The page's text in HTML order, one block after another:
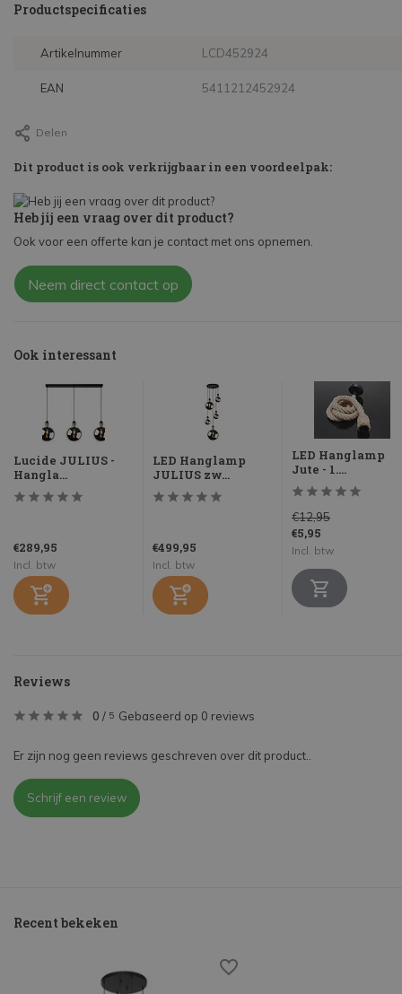
Productspecificaties
Artikelnummer LCD452924
EAN 5411212452924
Delen
Dit product is ook verkrijgbaar in een voordeelpak:
Heb jij een vraag over dit product?
Ook voor een offerte kan je contact met ons opnemen.
Neem direct contact op
Ook interessant
Lucide JULIUS -
Hangla...
€289,95
Incl. btw
LED Hanglamp
JULIUS zw...
€499,95
Incl. btw
LED Hanglamp
Jute - 1....
€12,95
€5,95
Incl. btw
Reviews
0 / 5 Gebaseerd op 0 reviews
Er zijn nog geen reviews geschreven over dit product..
Schrijf een review
Recent bekeken